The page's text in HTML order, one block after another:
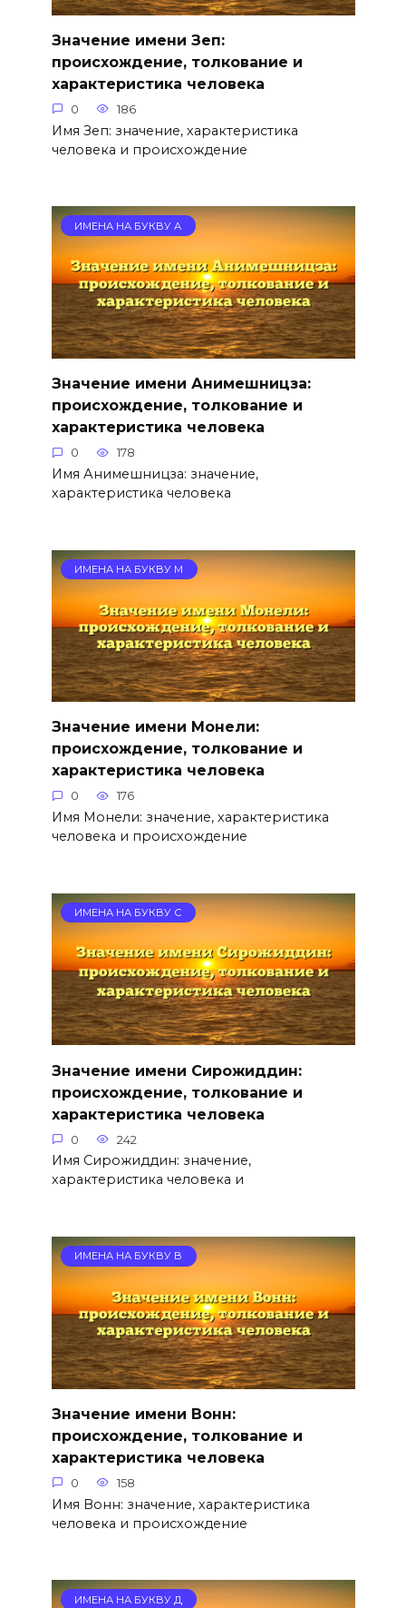
Значение имени Зеп:
происхождение, толкование и
характеристика человека
0 186
Имя Зеп: значение, характеристика
человека и происхождение
ИМЕНА НА БУКВУ А
Значение имени Анимешницза:
происхождение, толкование и
характеристика человека
0 178
Имя Анимешницза: значение,
характеристика человека
ИМЕНА НА БУКВУ М
Значение имени Монели:
происхождение, толкование и
характеристика человека
0 176
Имя Монели: значение, характеристика
человека и происхождение
ИМЕНА НА БУКВУ С
Значение имени Сирожиддин:
происхождение, толкование и
характеристика человека
0 242
Имя Сирожиддин: значение,
характеристика человека и
ИМЕНА НА БУКВУ В
Значение имени Вонн:
происхождение, толкование и
характеристика человека
0 158
Имя Вонн: значение, характеристика
человека и происхождение
ИМЕНА НА БУКВУ Д